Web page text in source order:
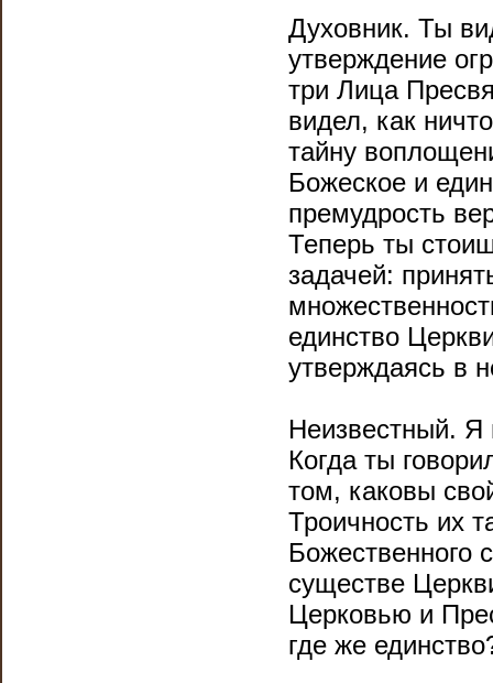
Духовник. Ты
утверждение
три Лица
видел, как
тайну
Божеское и
премудрость
Теперь ты
задачей:
единство
утверждаясь в
Неизвестный. Я
Когда ты
том, каковы
Троичность их
Божественного
существе
Церковью и
где же